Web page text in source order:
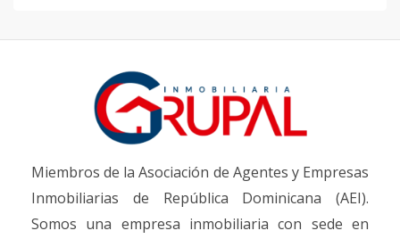
Miembros de la Asociación de Agentes y Empresas
Inmobiliarias de República Dominicana (AEI).
Somos una empresa inmobiliaria con sede en